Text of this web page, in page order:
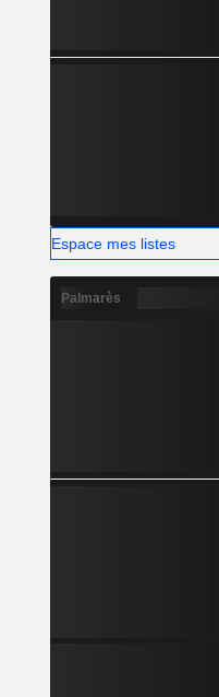
Espace mes listes
Palmarès